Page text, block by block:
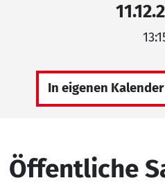
Öffentliche
In eigenen